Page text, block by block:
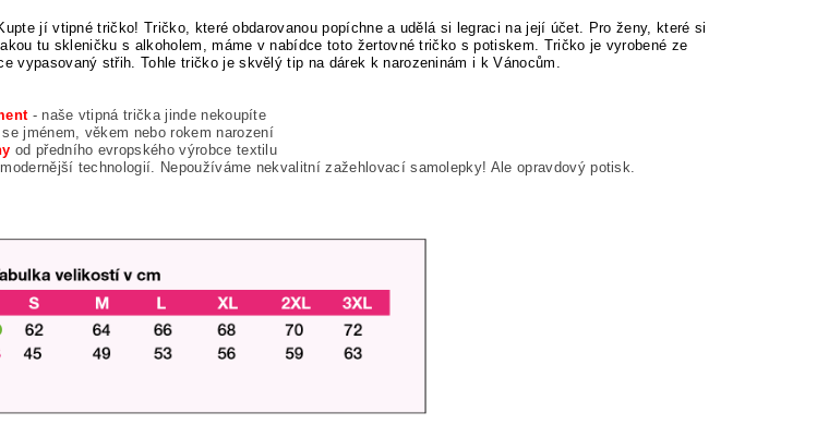
jí vtipné tričko! Tričko, které obdarovanou popíchne a udělá si legraci na její účet. Pro ženy, které si
tu skleničku s alkoholem, máme v nabídce toto žertovné tričko s potiskem. Tričko je vyrobené ze
vypasovaný střih. Tohle tričko je skvělý tip na dárek k narozeninám i k Vánocům.
- naše vtipná trička jinde nekoupíte
se jménem, věkem nebo rokem narození
od předního evropského výrobce textilu
technologií. Nepoužíváme nekvalitní zažehlovací samolepky! Ale opravdový potisk.